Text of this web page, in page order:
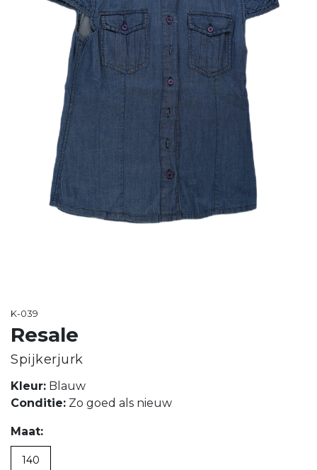
K-039
Resale
Spijkerjurk
Kleur: Blauw
Conditie: Zo goed als nieuw
Maat:
140